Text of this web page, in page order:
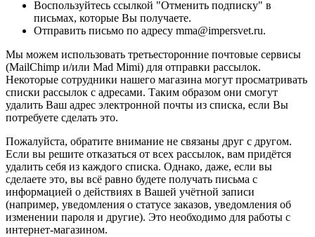
Воспользуйтесь ссылкой "Отменить подписку" в
письмах, которые Вы получаете.
Отправить письмо по адресу mma@impersvet.ru.
Мы можем использовать третьесторонние почтовые сервисы
(MailChimp и/или Mad Mimi) для отправки рассылок.
Некоторые сотрудники нашего магазина могут просматривать
списки рассылок с адресами. Таким образом они смогут
удалить Ваш адрес электронной почты из списка, если Вы
потребуете сделать это.
Пожалуйста, обратите внимание не связаны друг с другом.
Если вы решите отказаться от всех рассылок, вам придётся
удалить себя из каждого списка. Однако, даже, если вы
сделаете это, вы всё равно будете получать письма с
информацией о действиях в Вашей учётной записи
(например, уведомления о статусе заказов, уведомления об
изменении пароля и другие). Это необходимо для работы с
интернет-магазином.